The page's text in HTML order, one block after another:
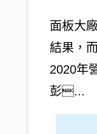
面板大
結果，
2020年
彭...